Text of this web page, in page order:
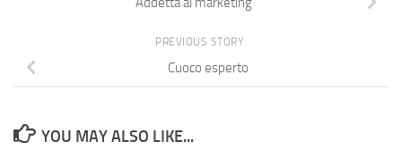
PREVIOUS STORY
Cuoco esperto
YOU MAY ALSO LIKE...